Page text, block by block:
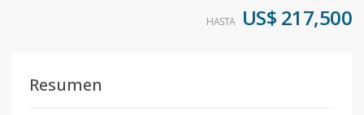
HASTA US$ 217,500
Resumen